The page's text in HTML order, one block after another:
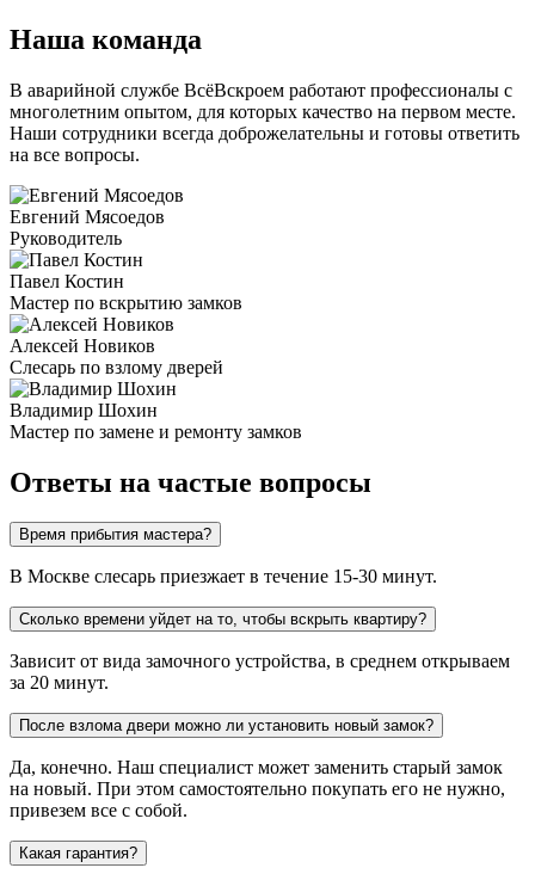
Наша команда
В аварийной службе ВсёВскроем работают профессионалы с
многолетним опытом, для которых качество на первом месте.
Наши сотрудники всегда доброжелательны и готовы ответить
на все вопросы.
Евгений Мясоедов
Руководитель
Павел Костин
Мастер по вскрытию замков
Алексей Новиков
Слесарь по взлому дверей
Владимир Шохин
Мастер по замене и ремонту замков
Ответы на частые вопросы
Время прибытия мастера?
В Москве слесарь приезжает в течение 15-30 минут.
Сколько времени уйдет на то, чтобы вскрыть квартиру?
Зависит от вида замочного устройства, в среднем открываем
за 20 минут.
После взлома двери можно ли установить новый замок?
Да, конечно. Наш специалист может заменить старый замок
на новый. При этом самостоятельно покупать его не нужно,
привезем все с собой.
Какая гарантия?